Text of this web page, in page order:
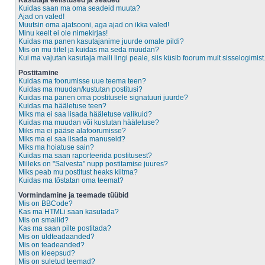
Kuidas saan ma oma seadeid muuta?
Ajad on valed!
Muutsin oma ajatsooni, aga ajad on ikka valed!
Minu keelt ei ole nimekirjas!
Kuidas ma panen kasutajanime juurde omale pildi?
Mis on mu tiitel ja kuidas ma seda muudan?
Kui ma vajutan kasutaja maili lingi peale, siis küsib foorum mult sisselogimist.
Postitamine
Kuidas ma foorumisse uue teema teen?
Kuidas ma muudan/kustutan postitusi?
Kuidas ma panen oma postitusele signatuuri juurde?
Kuidas ma hääletuse teen?
Miks ma ei saa lisada hääletuse valikuid?
Kuidas ma muudan või kustutan hääletuse?
Miks ma ei pääse alafoorumisse?
Miks ma ei saa lisada manuseid?
Miks ma hoiatuse sain?
Kuidas ma saan raporteerida postitusest?
Milleks on "Salvesta" nupp postitamise juures?
Miks peab mu postitust heaks kiitma?
Kuidas ma tõstatan oma teemat?
Vormindamine ja teemade tüübid
Mis on BBCode?
Kas ma HTMLi saan kasutada?
Mis on smailid?
Kas ma saan pilte postitada?
Mis on üldteadaanded?
Mis on teadeanded?
Mis on kleepsud?
Mis on suletud teemad?